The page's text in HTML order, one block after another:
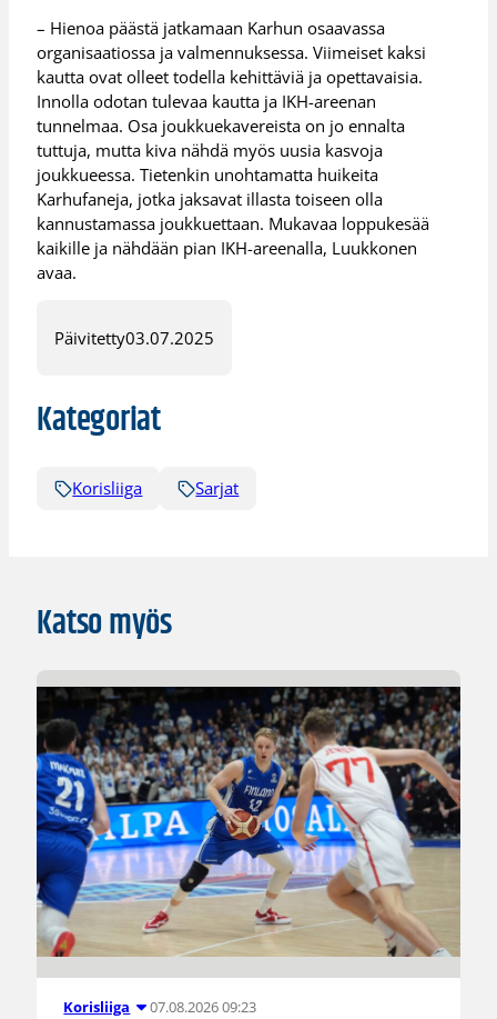
– Hienoa päästä jatkamaan Karhun osaavassa
organisaatiossa ja valmennuksessa. Viimeiset kaksi
kautta ovat olleet todella kehittäviä ja opettavaisia.
Innolla odotan tulevaa kautta ja IKH-areenan
tunnelmaa. Osa joukkuekavereista on jo ennalta
tuttuja, mutta kiva nähdä myös uusia kasvoja
joukkueessa. Tietenkin unohtamatta huikeita
Karhufaneja, jotka jaksavat illasta toiseen olla
kannustamassa joukkuettaan. Mukavaa loppukesää
kaikille ja nähdään pian IKH-areenalla, Luukkonen
avaa.
Päivitetty03.07.2025
Kategoriat
Korisliiga Sarjat
Katso myös
Korisliiga 07.08.2026 09:23